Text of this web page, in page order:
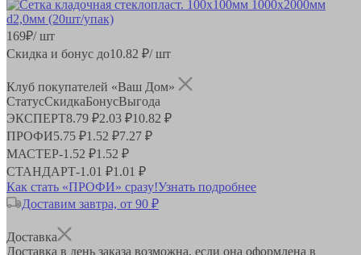
169₽/ шт
Скидка и бонус до10.82 ₽/ шт
Клуб покупателей «Ваш Дом»
СтатусСкидкаБонусВыгода
ЭКСПЕРТ8.79 ₽2.03 ₽10.82 ₽
ПРОФИ5.75 ₽1.52 ₽7.27 ₽
МАСТЕР-1.52 ₽1.52 ₽
СТАНДАРТ-1.01 ₽1.01 ₽
Как стать «ПРОФИ» сразу!Узнать подробнее
Доставим завтра, от 90 ₽
Доставка
Доставка в день заказа возможна, если она оформлена в